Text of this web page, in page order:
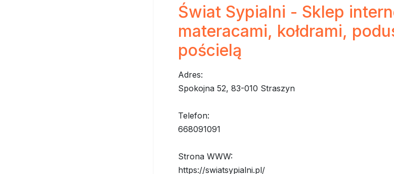
Świat Sypialni - Sklep
materacami, kołdrami,
pościelą
Adres:
Spokojna 52, 83-010 Straszyn
Telefon:
668091091
Strona WWW:
https://swiatsypialni.pl/